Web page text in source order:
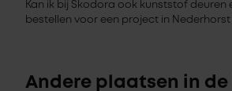
Kan ik bij Skodora ook kunststof deuren
bestellen voor een project in Nederhorst
Andere plaatsen in de